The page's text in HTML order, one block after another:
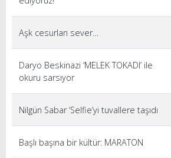
Aşk cesurları sever…
Daryo Beskinazi ‘MELEK TOKADI’ ile
okuru sarsıyor
Nilgün Sabar ‘Selfie’yi tuvallere taşıdı
Başlı başına bir kültür: MARATON